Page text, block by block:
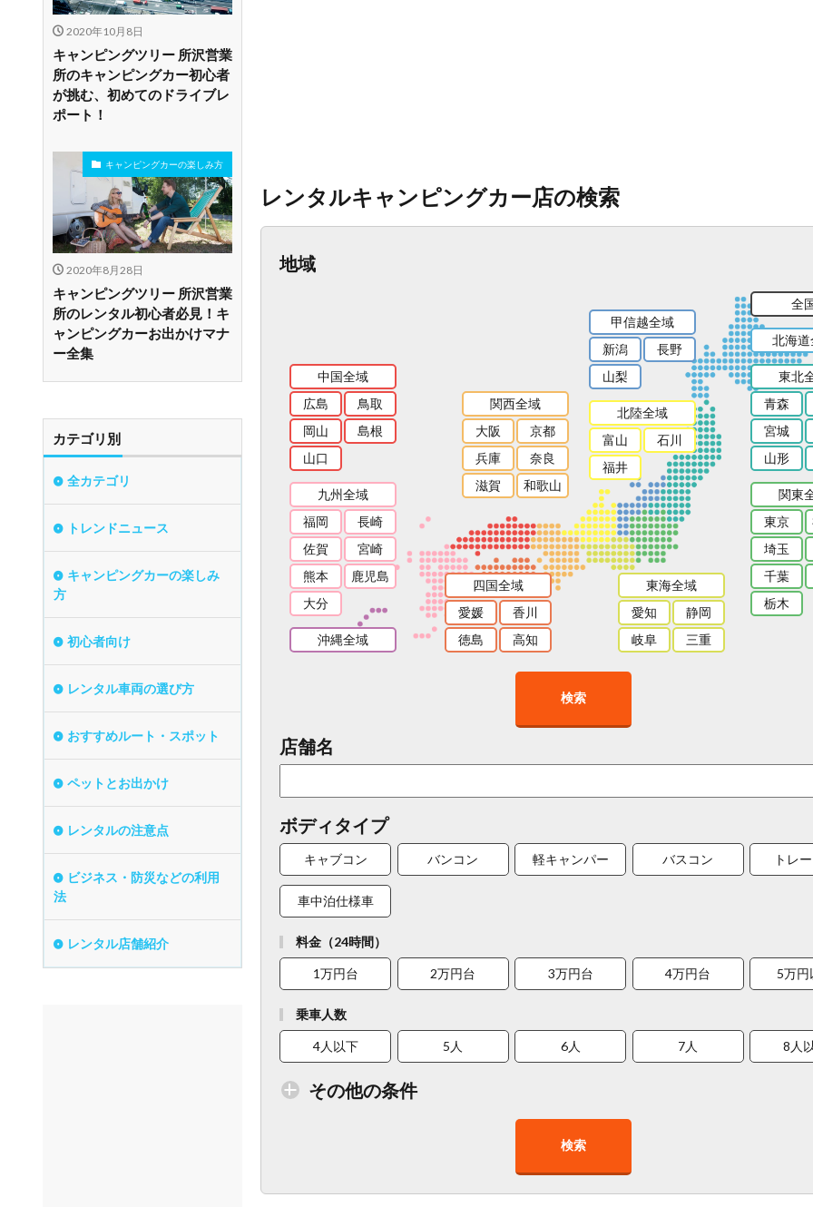
レンタルキャンピングカー店の検索
地域
全
北海
東北
青森
宮城
山形
関東
東京
埼玉
千葉
栃木
甲信越全域
新潟
長野
山梨
北陸全域
富山
石川
福井
東海全域
愛知
静岡
岐阜
三重
関西全域
大阪
京都
兵庫
奈良
滋賀
和歌山
中国全域
広島
鳥取
岡山
島根
山口
四国全域
愛媛
香川
徳島
高知
九州全域
福岡
長崎
佐賀
宮崎
熊本
鹿児島
大分
沖縄全域
検索
店舗名
ボディタイプ
キャブコン バンコン 軽キャンパー バスコン トレ
車中泊仕様車
料金（24時間）
1万円台 2万円台 3万円台 4万円台 5万円
乗車人数
4人以下 5人 6人 7人 8人
その他の条件
走行距離少
ベビーシート 車椅子対応 プレミアム車両
検索
2020年10月8日
キャンピングツリー 所沢営業
所のキャンピングカー初心者
が挑む、初めてのドライブレ
ポート！
キャンピングカーの楽しみ方
2020年8月28日
キャンピングツリー 所沢営業
所のレンタル初心者必見！キ
ャンピングカーお出かけマナ
ー全集
カテゴリ別
全カテゴリ
トレンドニュース
キャンピングカーの楽しみ
方
初心者向け
レンタル車両の選び方
おすすめルート・スポット
ペットとお出かけ
レンタルの注意点
ビジネス・防災などの利用
法
レンタル店舗紹介